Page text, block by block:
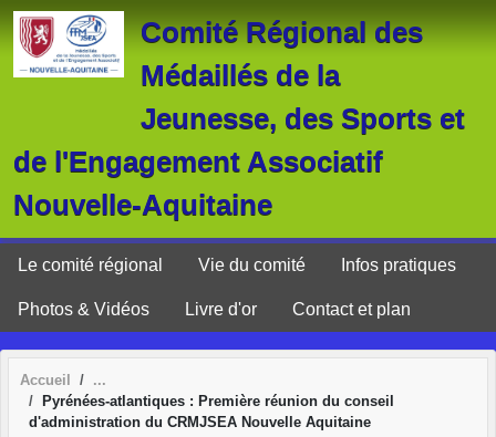
Comité Régional des
Médaillés de la
Jeunesse, des Sports et
de l'Engagement Associatif
Nouvelle-Aquitaine
Le comité régional Vie du comité Infos pratiques
Photos & Vidéos Livre d'or Contact et plan
Accueil
Pyrénées-atlantiques : Première réunion du conseil
d'administration du CRMJSEA Nouvelle Aquitaine
Panneau de gestion des cookies